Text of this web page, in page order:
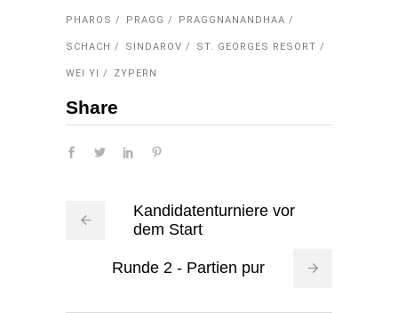
PHAROS PRAGG PRAGGNANANDHAA
SCHACH SINDAROV ST. GEORGES RESORT
WEI YI ZYPERN
Share
Kandidatenturniere vor
dem Start
Runde 2 - Partien pur